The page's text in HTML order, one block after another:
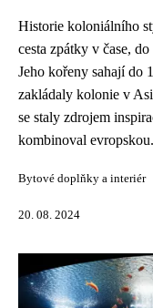
Historie koloniálního
cesta zpátky v čase,
Jeho kořeny sahají do
zakládaly kolonie v
se staly zdrojem
kombinoval
Bytové doplňky a interiér
20. 08. 2024